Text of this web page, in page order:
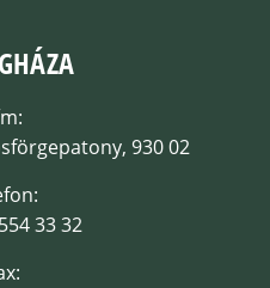
930 02
33 32